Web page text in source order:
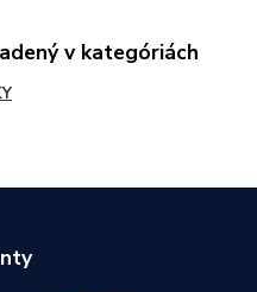
v kategóriách